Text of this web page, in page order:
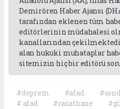
Demirören Haber Ajansı
tarafından eklenen tüm
editörlerinin müdahalesi
kanallarından
alan hukuki muhataplar
sitemizin hiç bir editörü
#deprem #afad
#.afad
#rasathane